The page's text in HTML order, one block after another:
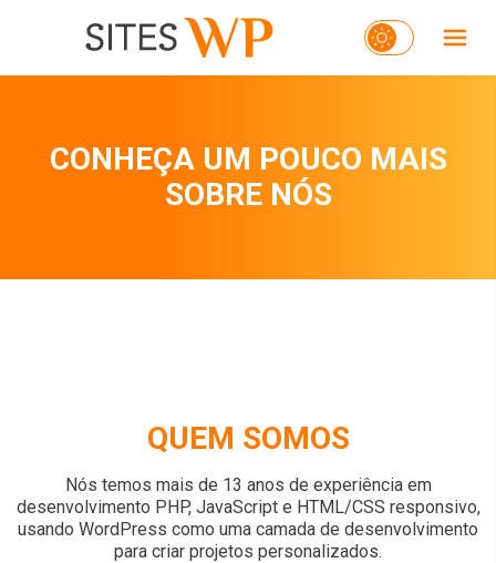
CONHEÇA UM POUCO MAIS
SOBRE NÓS
QUEM SOMOS
Nós temos mais de 13 anos de experiência em
desenvolvimento PHP, JavaScript e HTML/CSS responsivo,
usando WordPress como uma camada de desenvolvimento
para criar projetos personalizados.